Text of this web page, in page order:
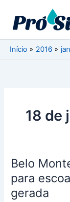
conteúdo
Início
2016
18 de
Belo
para
gerada
Belo
Monte
poderá
ter